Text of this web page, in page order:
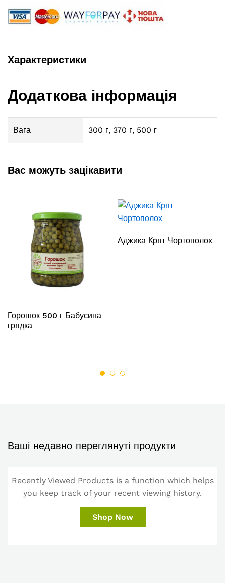
Характеристики
Додаткова інформація
Вага 300 г, 370 г, 500 г
Вас можуть зацікавити
Горошок 500 г Бабусина
грядка
Аджика Крят Чортополох
Ваші недавно переглянуті продукти
Recently Viewed Products is a function which helps
you keep track of your recent viewing history.
Shop Now